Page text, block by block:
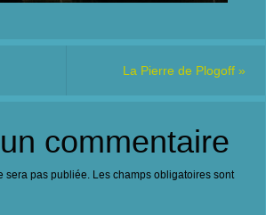
La Pierre de Plogoff»
commentaire
sera pas publiée. Les champs obligatoires sont